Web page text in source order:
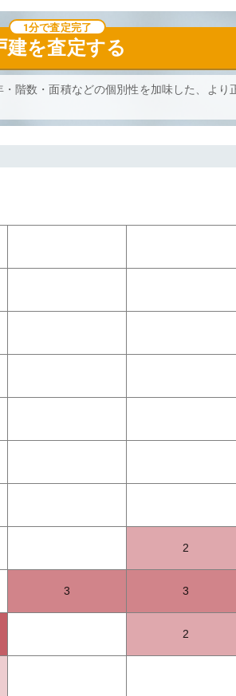
建を査定する
1分で査定完了
階数・面積などの個別性を加味した、より
2
3 3
2